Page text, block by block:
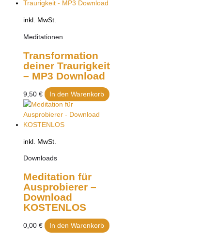
inkl. MwSt.
Meditationen
Transformation
deiner Traurigkeit
– MP3 Download
9,50 € In den Warenkorb
inkl. MwSt.
Downloads
Meditation für
Ausprobierer –
Download
KOSTENLOS
0,00 € In den Warenkorb